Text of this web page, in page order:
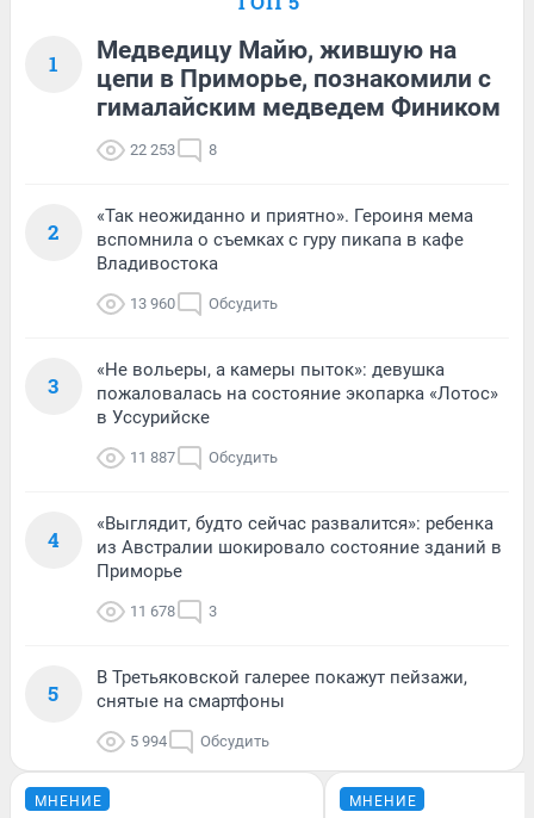
1
Медведицу Майю, жившую на
цепи в Приморье, познакомили с
гималайским медведем Фиником
22 253 8
2
«Так неожиданно и приятно». Героиня мема
вспомнила о съемках с гуру пикапа в кафе
Владивостока
13 960 Обсудить
3
«Не вольеры, а камеры пыток»: девушка
пожаловалась на состояние экопарка «Лотос»
в Уссурийске
11 887 Обсудить
4
«Выглядит, будто сейчас развалится»: ребенка
из Австралии шокировало состояние зданий в
Приморье
11 678 3
5
В Третьяковской галерее покажут пейзажи,
снятые на смартфоны
5 994 Обсудить
МНЕНИЕ МНЕНИЕ